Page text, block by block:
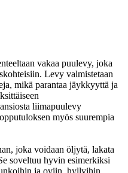
vakaa puulevy, joka
Levy valmistetaan
mikä parantaa jäykkyyttä ja
liimapuulevy
myös suurempia
joka voidaan öljytä, lakata
soveltuu hyvin esimerkiksi
ja oviin, hyllyihin,